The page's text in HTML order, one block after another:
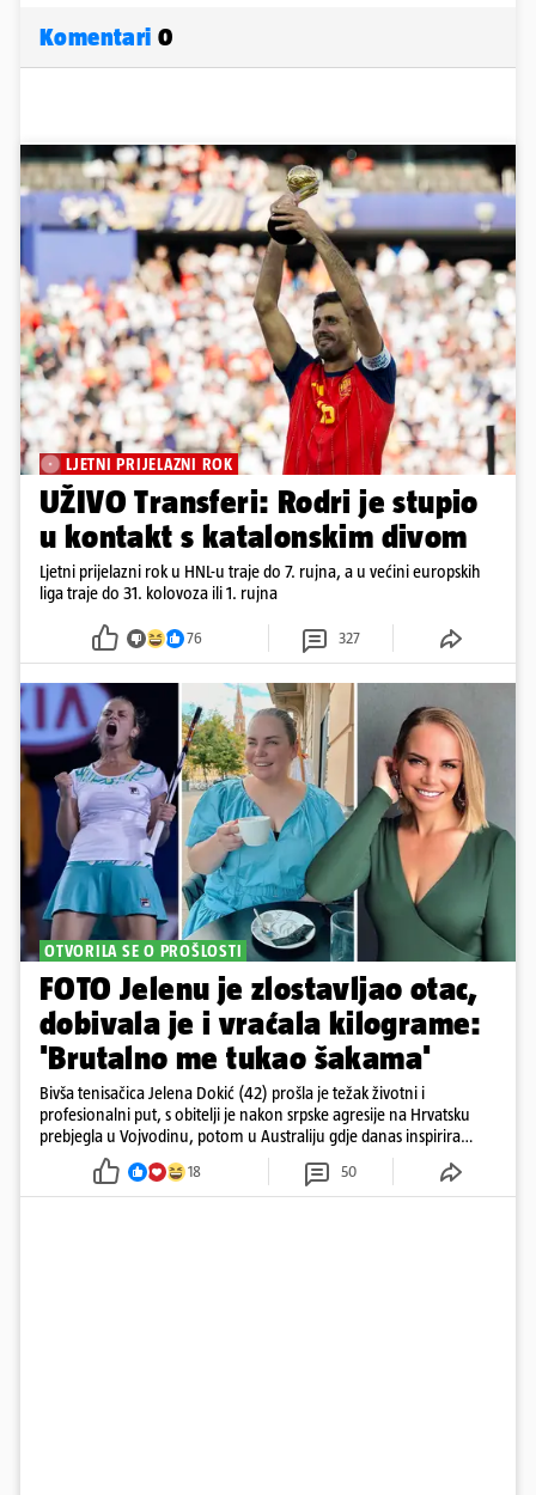
Komentari 0
LJETNI PRIJELAZNI ROK
UŽIVO Transferi: Rodri je stupio
u kontakt s katalonskim divom
Ljetni prijelazni rok u HNL-u traje do 7. rujna, a u većini europskih
liga traje do 31. kolovoza ili 1. rujna
76 327
OTVORILA SE O PROŠLOSTI
FOTO Jelenu je zlostavljao otac,
dobivala je i vraćala kilograme:
'Brutalno me tukao šakama'
Bivša tenisačica Jelena Dokić (42) prošla je težak životni i
profesionalni put, s obitelji je nakon srpske agresije na Hrvatsku
prebjegla u Vojvodinu, potom u Australiju gdje danas inspirira
18 50